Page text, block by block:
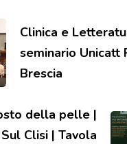
Clinica e
seminario Unicatt
Brescia
della pelle |
Clisi | Tavola